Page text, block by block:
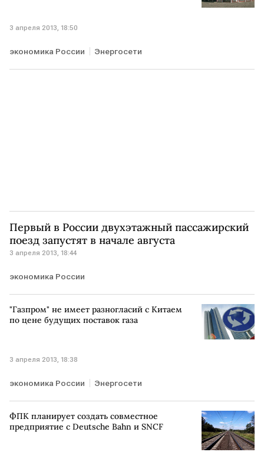
3 апреля 2013, 18:50
экономика России Энергосети
Первый в России двухэтажный пассажирский
поезд запустят в начале августа
3 апреля 2013, 18:44
экономика России
"Газпром" не имеет разногласий с Китаем
по цене будущих поставок газа
3 апреля 2013, 18:38
экономика России Энергосети
ФПК планирует создать совместное
предприятие с Deutsche Bahn и SNCF